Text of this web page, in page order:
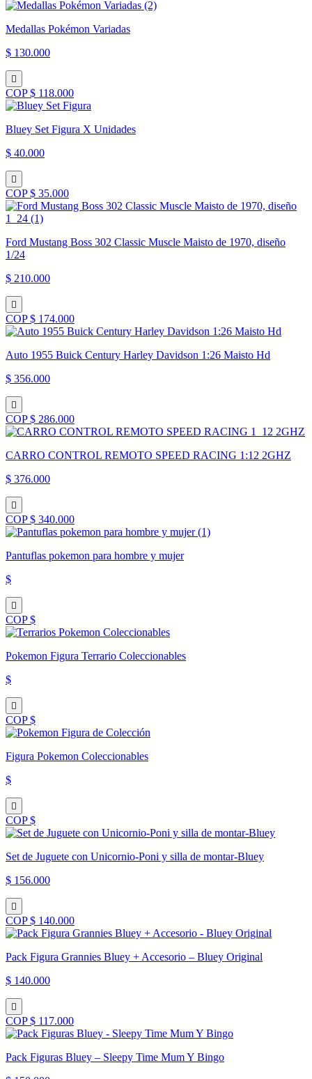
Medallas Pokémon Variadas
$ 130.000
COP $ 118.000
Bluey Set Figura X Unidades
$ 40.000
COP $ 35.000
Ford Mustang Boss 302 Classic Muscle Maisto de 1970, diseño
1/24
$ 210.000
COP $ 174.000
Auto 1955 Buick Century Harley Davidson 1:26 Maisto Hd
$ 356.000
COP $ 286.000
CARRO CONTROL REMOTO SPEED RACING 1:12 2GHZ
$ 376.000
COP $ 340.000
Pantuflas pokemon para hombre y mujer
$
COP $
Pokemon Figura Terrario Coleccionables
$
COP $
Figura Pokemon Coleccionables
$
COP $
Set de Juguete con Unicornio-Poni y silla de montar-Bluey
$ 156.000
COP $ 140.000
Pack Figura Grannies Bluey + Accesorio – Bluey Original
$ 140.000
COP $ 117.000
Pack Figuras Bluey – Sleepy Time Mum Y Bingo